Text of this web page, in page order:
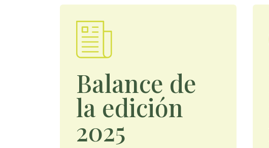
Balance de
la edición
2025